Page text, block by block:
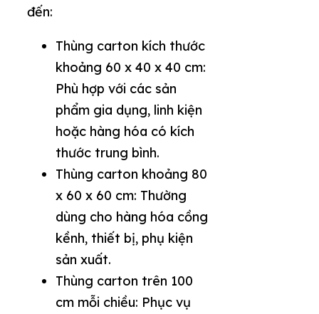
đến:
Thùng carton kích thước
khoảng 60 x 40 x 40 cm:
Phù hợp với các sản
phẩm gia dụng, linh kiện
hoặc hàng hóa có kích
thước trung bình.
Thùng carton khoảng 80
x 60 x 60 cm: Thường
dùng cho hàng hóa cồng
kềnh, thiết bị, phụ kiện
sản xuất.
Thùng carton trên 100
cm mỗi chiều: Phục vụ